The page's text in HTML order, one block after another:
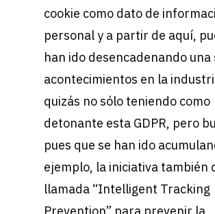
cookie como dato de
personal y a partir de aquí,
han ido desencadenando una
acontecimientos en la
quizás no sólo teniendo como
detonante esta GDPR, pero
pues que se han ido
ejemplo, la iniciativa también
llamada “Intelligent Tracking